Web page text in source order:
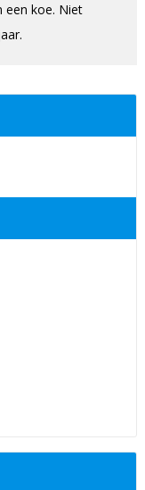
een koe. Niet